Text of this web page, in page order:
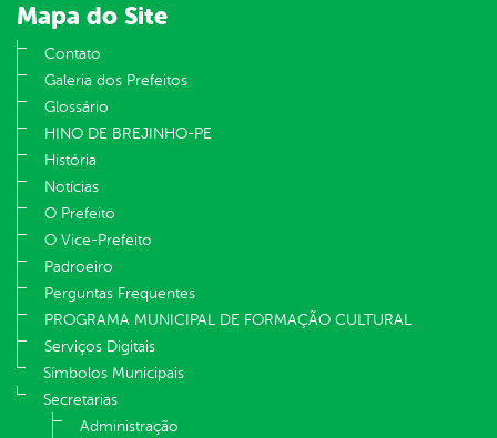
Mapa do Site
Contato
Galeria dos Prefeitos
Glossário
HINO DE BREJINHO-PE
História
Notícias
O Prefeito
O Vice-Prefeito
Padroeiro
Perguntas Frequentes
PROGRAMA MUNICIPAL DE FORMAÇÃO CULTURAL
Serviços Digitais
Símbolos Municipais
Secretarias
Administração